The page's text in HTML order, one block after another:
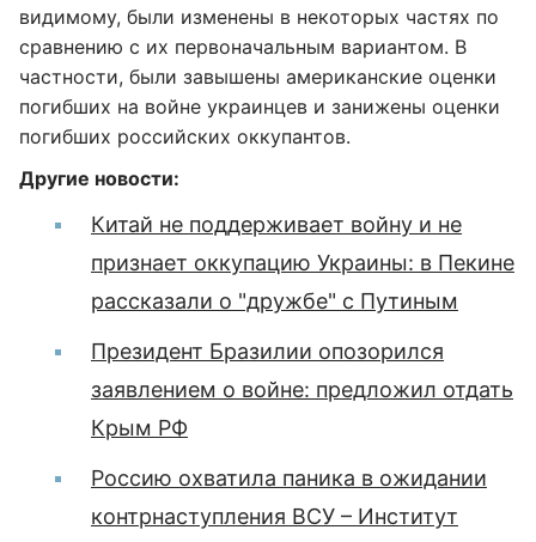
видимому, были изменены в некоторых частях по
сравнению с их первоначальным вариантом. В
частности, были завышены американские оценки
погибших на войне украинцев и занижены оценки
погибших российских оккупантов.
Другие новости:
Китай не поддерживает войну и не
признает оккупацию Украины: в Пекине
рассказали о "дружбе" с Путиным
Президент Бразилии опозорился
заявлением о войне: предложил отдать
Крым РФ
Россию охватила паника в ожидании
контрнаступления ВСУ – Институт